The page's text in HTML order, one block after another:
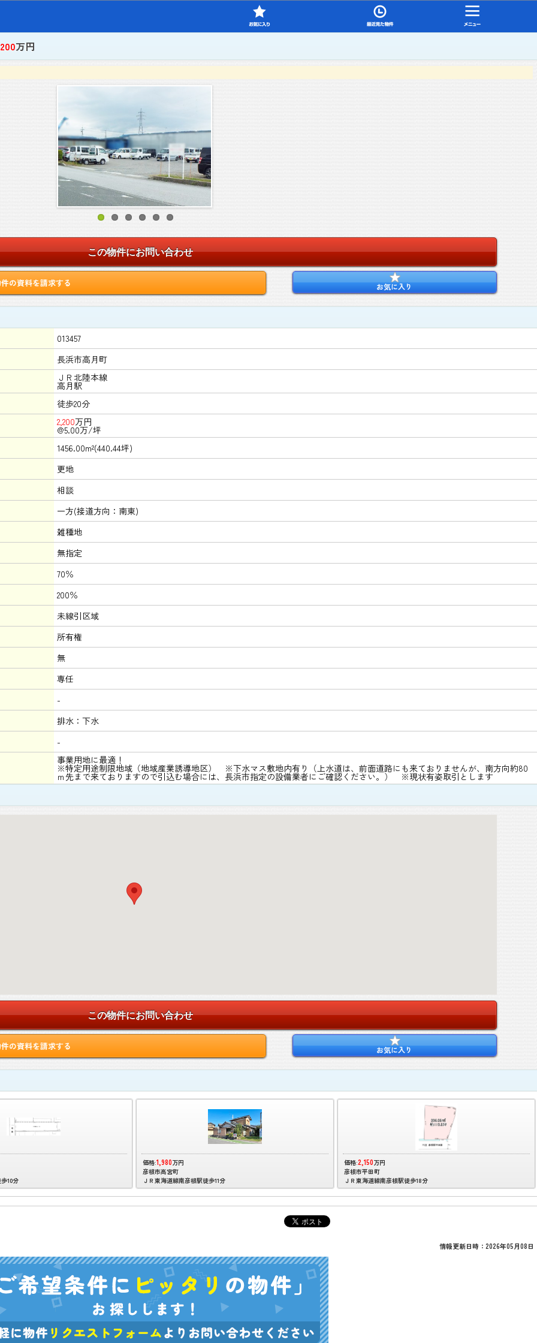
万円
この物件にお問い合わせ
の資料を請求する お気に入り
013457
長浜市高月町
ＪＲ北陸本線
高月駅
徒歩20分
2,200万円
@5.00万/坪
1456.00m²(440.44坪)
更地
相談
一方(接道方向：南東)
雑種地
無指定
70％
200％
未線引区域
所有権
無
専任
-
排水：下水
-
事業用地に最適！
※特定用途制限地域（地域産業誘導地区） ※下水マス敷地内有り（上水道は、前面道路にも来ておりませんが、南方向約80
ｍ先まで来ておりますので引込む場合には、長浜市指定の設備業者にご確認ください。） ※現状有姿取引とします
この物件にお問い合わせ
の資料を請求する お気に入り
10分
価格:1,980万円
彦根市高宮町
ＪＲ東海道線南彦根駅徒歩11分
価格:2,150万円
彦根市平田町
ＪＲ東海道線南彦根駅徒歩18分
情報更新日時：2026年05月08日